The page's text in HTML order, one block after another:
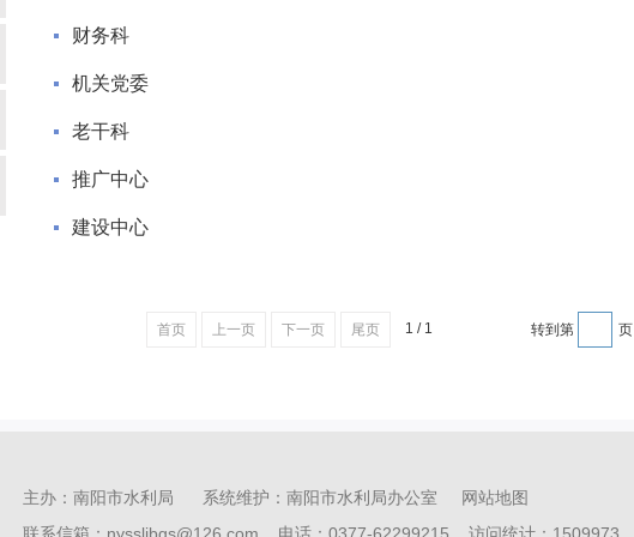
财务科
机关党委
老干科
推广中心
建设中心
首页 上一页 下一页 尾页 1 / 1 转到第 页
主办：南阳市水利局 系统维护：南阳市水利局办公室
网站地图